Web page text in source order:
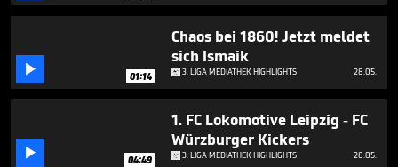
 01:14
Chaos bei 1860! Jetzt meldet
sich Ismaik
3. LIGA MEDIATHEK HIGHLIGHTS 28.05.
 04:49
1. FC Lokomotive Leipzig - FC
Würzburger Kickers
3. LIGA MEDIATHEK HIGHLIGHTS 28.05.